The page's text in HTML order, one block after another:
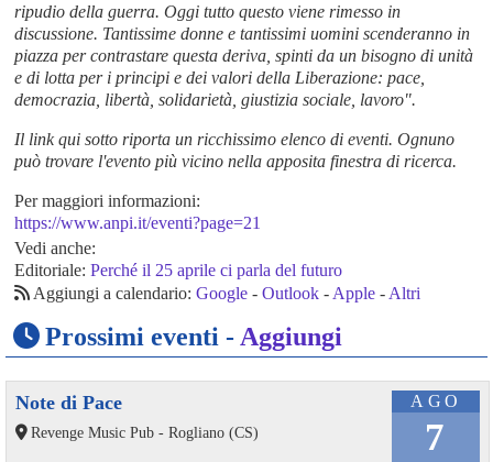
ripudio della guerra. Oggi tutto questo viene rimesso in
discussione. Tantissime donne e tantissimi uomini scenderanno in
piazza per contrastare questa deriva, spinti da un bisogno di unità
e di lotta per i principi e dei valori della Liberazione: pace,
democrazia, libertà, solidarietà, giustizia sociale, lavoro".
Il link qui sotto riporta un ricchissimo elenco di eventi. Ognuno
può trovare l'evento più vicino nella apposita finestra di ricerca.
Per maggiori informazioni:
https://www.anpi.it/eventi?page=21
Vedi anche:
Editoriale: Perché il 25 aprile ci parla del futuro
Aggiungi a calendario: Google- Outlook- Apple- Altri
Prossimi eventi - Aggiungi
AGO
7
Note di Pace
Revenge Music Pub - Rogliano (CS)